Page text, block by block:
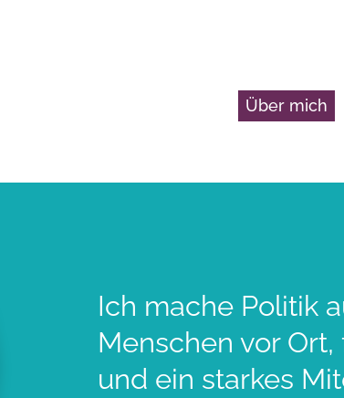
Über mich
Ich mache Politik
Menschen vor
und ein starkes